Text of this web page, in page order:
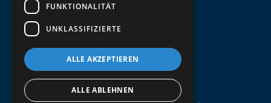
Abschicken
FUNKTIONALITÄT
UNKLASSIFIZIERTE
ALLE AKZEPTIEREN
ALLE ABLEHNEN